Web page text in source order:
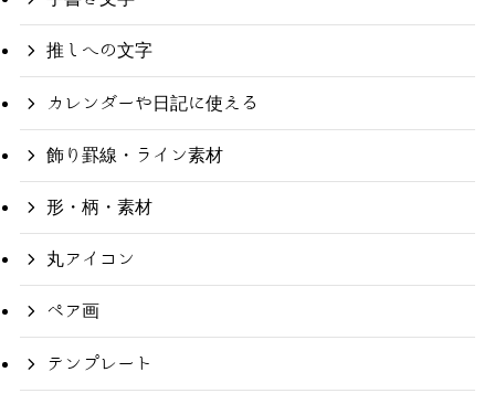
推しへの文字
カレンダーや日記に使える
飾り罫線・ライン素材
形・柄・素材
丸アイコン
ペア画
テンプレート